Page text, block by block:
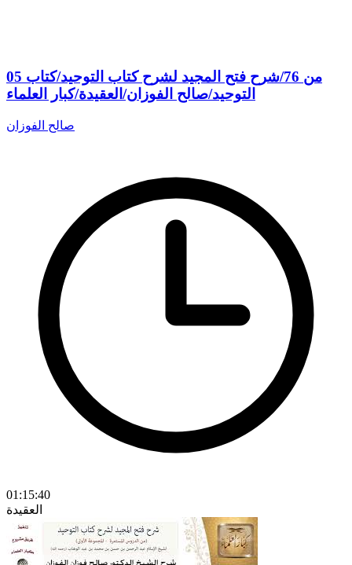
05 من 76/شرح فتح المجيد لشرح كتاب التوحيد/كتاب
التوحيد/صالح الفوزان/العقيدة/كبار العلماء
صالح الفوزان
01:15:40
العقيدة